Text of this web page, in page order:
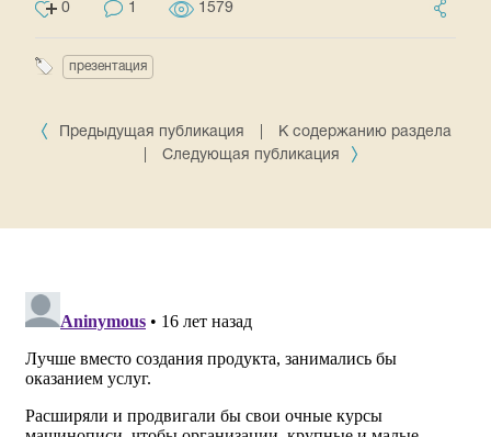
0 1 1579
презентация
Предыдущая публикация
К содержанию раздела
Следующая публикация